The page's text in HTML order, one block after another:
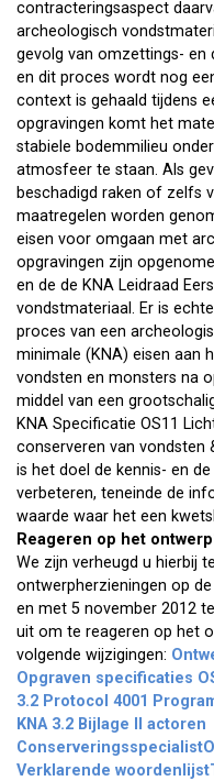
contracteringsaspect
archeologisch
gevolg van omzettings- en
en dit proces wordt nog
context is gehaald tijdens
opgravingen komt het
stabiele bodemmilieu
atmosfeer te staan. Als
beschadigd raken of zelfs
maatregelen worden
eisen voor omgaan met
opgravingen zijn
en de de KNA Leidraad
vondstmateriaal. Er is
proces van een
minimale (KNA) eisen aan
vondsten en monsters na
middel van een
KNA Specificatie OS11
conserveren van vondsten
is het doel de kennis- en
verbeteren, teneinde de
waarde waar het een
Reageren op het
We zijn verheugd u hierbij
ontwerpherzieningen op
en met 5 november 2012
uit om te reageren op het
volgende wijzigingen:
Opgraven specificaties
3.2 Protocol 4001
KNA 3.2 Bijlage II actoren
Conserveringsspecialist
Verklarende woordenlijst